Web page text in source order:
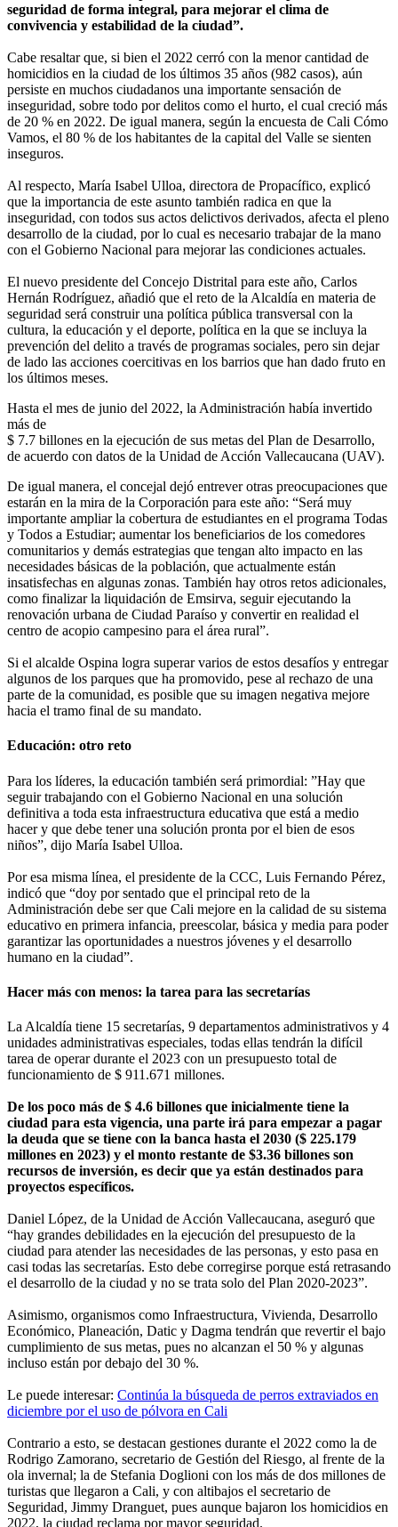
seguridad de forma integral, para mejorar el clima de
convivencia y estabilidad de la ciudad”.
Cabe resaltar que, si bien el 2022 cerró con la menor cantidad de
homicidios en la ciudad de los últimos 35 años (982 casos), aún
persiste en muchos ciudadanos una importante sensación de
inseguridad, sobre todo por delitos como el hurto, el cual creció más
de 20 % en 2022. De igual manera, según la encuesta de Cali Cómo
Vamos, el 80 % de los habitantes de la capital del Valle se sienten
inseguros.
Al respecto, María Isabel Ulloa, directora de Propacífico, explicó
que la importancia de este asunto también radica en que la
inseguridad, con todos sus actos delictivos derivados, afecta el pleno
desarrollo de la ciudad, por lo cual es necesario trabajar de la mano
con el Gobierno Nacional para mejorar las condiciones actuales.
El nuevo presidente del Concejo Distrital para este año, Carlos
Hernán Rodríguez, añadió que el reto de la Alcaldía en materia de
seguridad será construir una política pública transversal con la
cultura, la educación y el deporte, política en la que se incluya la
prevención del delito a través de programas sociales, pero sin dejar
de lado las acciones coercitivas en los barrios que han dado fruto en
los últimos meses.
Hasta el mes de junio del 2022, la Administración había invertido
más de
$ 7.7 billones en la ejecución de sus metas del Plan de Desarrollo,
de acuerdo con datos de la Unidad de Acción Vallecaucana (UAV).
De igual manera, el concejal dejó entrever otras preocupaciones que
estarán en la mira de la Corporación para este año: “Será muy
importante ampliar la cobertura de estudiantes en el programa Todas
y Todos a Estudiar; aumentar los beneficiarios de los comedores
comunitarios y demás estrategias que tengan alto impacto en las
necesidades básicas de la población, que actualmente están
insatisfechas en algunas zonas. También hay otros retos adicionales,
como finalizar la liquidación de Emsirva, seguir ejecutando la
renovación urbana de Ciudad Paraíso y convertir en realidad el
centro de acopio campesino para el área rural”.
Si el alcalde Ospina logra superar varios de estos desafíos y entregar
algunos de los parques que ha promovido, pese al rechazo de una
parte de la comunidad, es posible que su imagen negativa mejore
hacia el tramo final de su mandato.
Educación: otro reto
Para los líderes, la educación también será primordial: ”Hay que
seguir trabajando con el Gobierno Nacional en una solución
definitiva a toda esta infraestructura educativa que está a medio
hacer y que debe tener una solución pronta por el bien de esos
niños”, dijo María Isabel Ulloa.
Por esa misma línea, el presidente de la CCC, Luis Fernando Pérez,
indicó que “doy por sentado que el principal reto de la
Administración debe ser que Cali mejore en la calidad de su sistema
educativo en primera infancia, preescolar, básica y media para poder
garantizar las oportunidades a nuestros jóvenes y el desarrollo
humano en la ciudad”.
Hacer más con menos: la tarea para las secretarías
La Alcaldía tiene 15 secretarías, 9 departamentos administrativos y 4
unidades administrativas especiales, todas ellas tendrán la difícil
tarea de operar durante el 2023 con un presupuesto total de
funcionamiento de $ 911.671 millones.
De los poco más de $ 4.6 billones que inicialmente tiene la
ciudad para esta vigencia, una parte irá para empezar a pagar
la deuda que se tiene con la banca hasta el 2030 ($ 225.179
millones en 2023) y el monto restante de $3.36 billones son
recursos de inversión, es decir que ya están destinados para
proyectos específicos.
Daniel López, de la Unidad de Acción Vallecaucana, aseguró que
“hay grandes debilidades en la ejecución del presupuesto de la
ciudad para atender las necesidades de las personas, y esto pasa en
casi todas las secretarías. Esto debe corregirse porque está retrasando
el desarrollo de la ciudad y no se trata solo del Plan 2020-2023”.
Asimismo, organismos como Infraestructura, Vivienda, Desarrollo
Económico, Planeación, Datic y Dagma tendrán que revertir el bajo
cumplimiento de sus metas, pues no alcanzan el 50 % y algunas
incluso están por debajo del 30 %.
Le puede interesar: Continúa la búsqueda de perros extraviados en
diciembre por el uso de pólvora en Cali
Contrario a esto, se destacan gestiones durante el 2022 como la de
Rodrigo Zamorano, secretario de Gestión del Riesgo, al frente de la
ola invernal; la de Stefania Doglioni con los más de dos millones de
turistas que llegaron a Cali, y con altibajos el secretario de
Seguridad, Jimmy Dranguet, pues aunque bajaron los homicidios en
2022, la ciudad reclama por mayor seguridad.